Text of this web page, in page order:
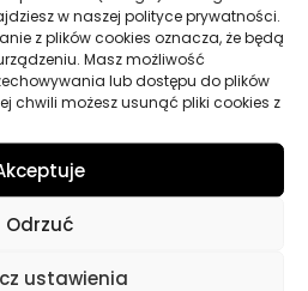
w naszej polityce prywatności.
z plików cookies oznacza, że będą
Masz możliwość
lub dostępu do plików
chwili możesz usunąć pliki cookies z
Odrzuć
ustawienia
AUTOLAND ULTRAWOSK 100G